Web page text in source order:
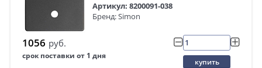
Артикул: 8200091-038
Бренд: Simon
1056 руб.
срок поставки от 1 дня
купить